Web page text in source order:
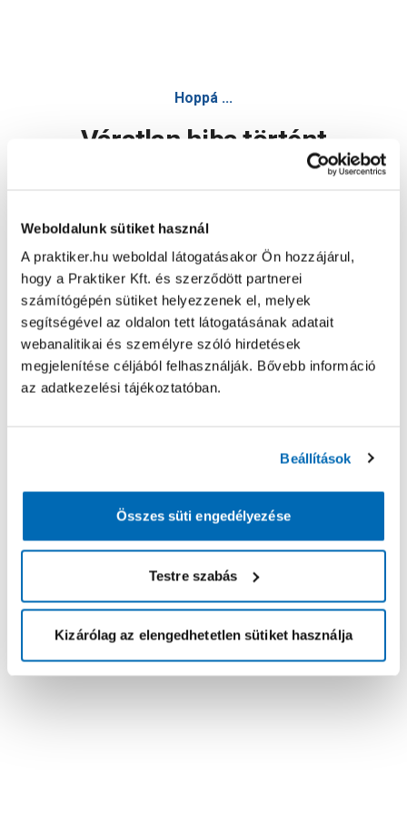
Weboldalunk sütiket használ
A praktiker.hu weboldal látogatásakor Ön hozzájárul,
hogy a Praktiker Kft. és szerződött partnerei
számítógépén sütiket helyezzenek el, melyek
segítségével az oldalon tett látogatásának adatait
webanalitikai és személyre szóló hirdetések
megjelenítése céljából felhasználják. Bővebb információ
az adatkezelési tájékoztatóban.
Beállítások
Összes süti engedélyezése
Testre szabás
Kizárólag az elengedhetetlen sütiket használja
Hoppá ...
Váratlan hiba történt
Oldal újratöltése